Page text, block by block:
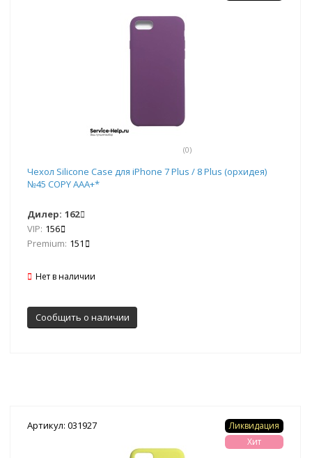
(0)
Чехол Silicone Case для iPhone 7 Plus / 8 Plus (орхидея)
№45 COPY AAA+*
Дилер: 162
VIP: 156
Premium: 151
Нет в наличии
Сообщить о наличии
Артикул: 031927
Ликвидация
Хит